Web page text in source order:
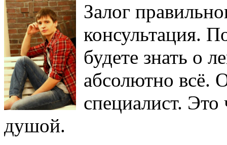
Залог
консультация.
будете знать о
абсолютно
специалист.
душой.